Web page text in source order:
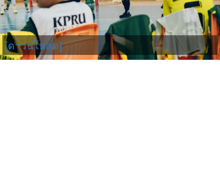
[ดาวน์โหลด]